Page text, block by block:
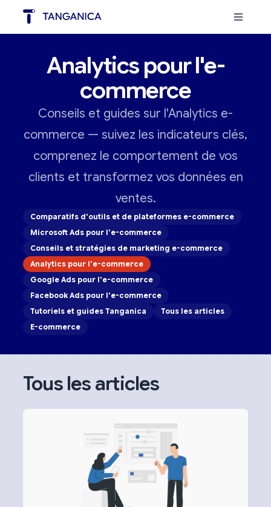
Analytics pour l'e-
commerce
Conseils et guides sur l'Analytics e-
commerce — suivez les indicateurs clés,
comprenez le comportement de vos
clients et transformez vos données en
ventes.
Comparatifs d'outils et de plateformes e-commerce
Microsoft Ads pour l'e-commerce
Conseils et stratégies de marketing e-commerce
Analytics pour l'e-commerce
Google Ads pour l'e-commerce
Facebook Ads pour l'e-commerce
Tutoriels et guides Tanganica
Tous les articles
E-commerce
Tous les articles